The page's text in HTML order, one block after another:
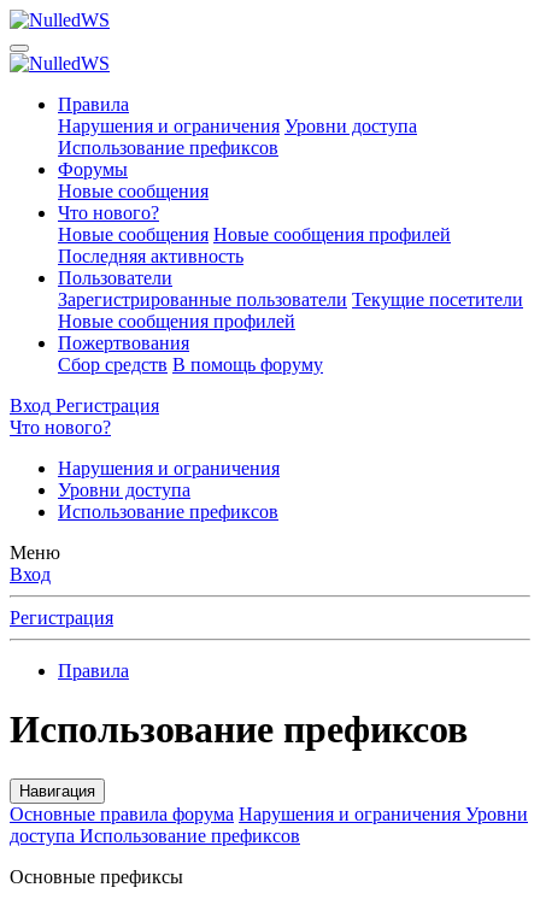
Правила
Нарушения и ограничения Уровни доступа
Использование префиксов
Форумы
Новые сообщения
Что нового?
Новые сообщения Новые сообщения профилей
Последняя активность
Пользователи
Зарегистрированные пользователи Текущие посетители
Новые сообщения профилей
Пожертвования
Сбор средств В помощь форуму
Вход Регистрация
Что нового?
Нарушения и ограничения
Уровни доступа
Использование префиксов
Меню
Вход
Регистрация
Правила
Использование префиксов
Навигация
Основные правила форума Нарушения и ограничения Уровни
доступа Использование префиксов
Основные префиксы